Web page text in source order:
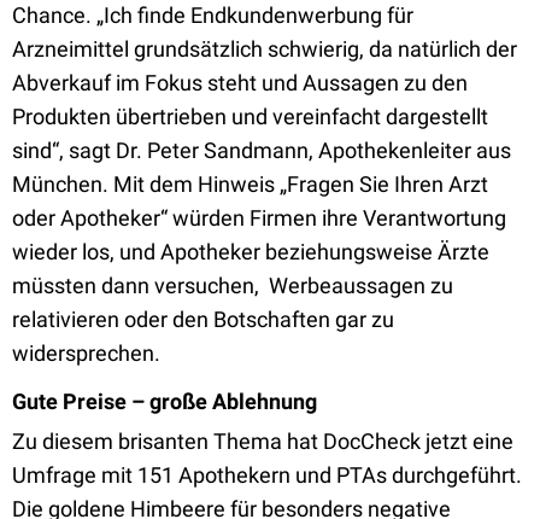
Chance. „Ich finde Endkundenwerbung für
Arzneimittel grundsätzlich schwierig, da natürlich der
Abverkauf im Fokus steht und Aussagen zu den
Produkten übertrieben und vereinfacht dargestellt
sind“, sagt Dr. Peter Sandmann, Apothekenleiter aus
München. Mit dem Hinweis „Fragen Sie Ihren Arzt
oder Apotheker“ würden Firmen ihre Verantwortung
wieder los, und Apotheker beziehungsweise Ärzte
müssten dann versuchen, Werbeaussagen zu
relativieren oder den Botschaften gar zu
widersprechen.
Gute Preise – große Ablehnung
Zu diesem brisanten Thema hat DocCheck jetzt eine
Umfrage mit 151 Apothekern und PTAs durchgeführt.
Die goldene Himbeere für besonders negative